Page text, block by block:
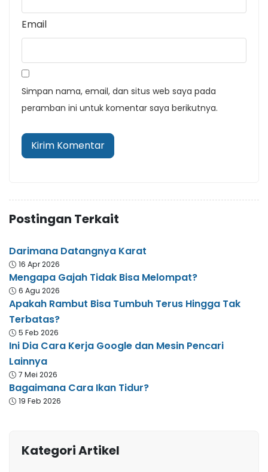
Email
Simpan nama, email, dan situs web saya pada
peramban ini untuk komentar saya berikutnya.
Postingan Terkait
Darimana Datangnya Karat
16 Apr 2026
Mengapa Gajah Tidak Bisa Melompat?
6 Agu 2026
Apakah Rambut Bisa Tumbuh Terus Hingga Tak
Terbatas?
5 Feb 2026
Ini Dia Cara Kerja Google dan Mesin Pencari
Lainnya
7 Mei 2026
Bagaimana Cara Ikan Tidur?
19 Feb 2026
Kategori Artikel